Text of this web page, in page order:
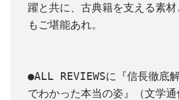
躍と共に、古典籍を支える素
もご堪能あれ。
●ALL REVIEWSに『信長徹底
でわかった本当の姿』（文学